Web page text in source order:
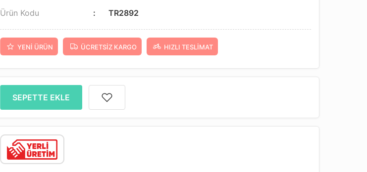
Ürün Kodu
TR2892
YENI ÜRÜN ÜCRETSIZ KARGO HIZLI TESLIMAT
SEPETTE EKLE